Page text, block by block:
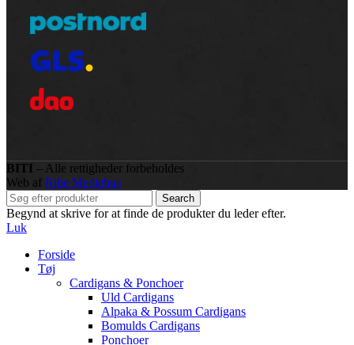
BITI – Alle rettigheder forbeholdes
Web af Ribe Mediehus
Search
Begynd at skrive for at finde de produkter du leder efter.
Luk
Forside
Tøj
Cardigans & Ponchoer
Uld Cardigans
Alpaka & Possum Cardigans
Bomulds Cardigans
Ponchoer